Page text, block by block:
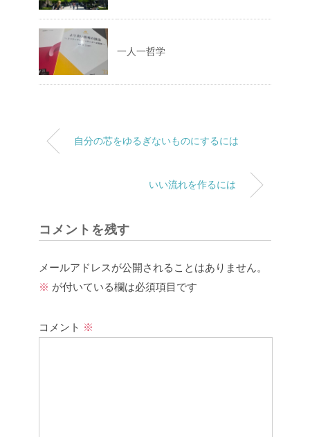
一人一哲学
自分の芯をゆるぎないものにするには
いい流れを作るには
コメントを残す
メールアドレスが公開されることはありません。
※ が付いている欄は必須項目です
コメント ※